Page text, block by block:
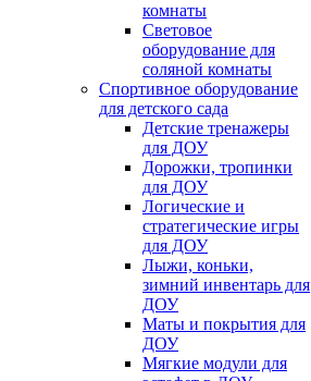
комнаты
Световое
оборудование для
соляной комнаты
Спортивное оборудование
для детского сада
Детские тренажеры
для ДОУ
Дорожки, тропинки
для ДОУ
Логические и
стратегические игры
для ДОУ
Лыжи, коньки,
зимний инвентарь для
ДОУ
Маты и покрытия для
ДОУ
Мягкие модули для